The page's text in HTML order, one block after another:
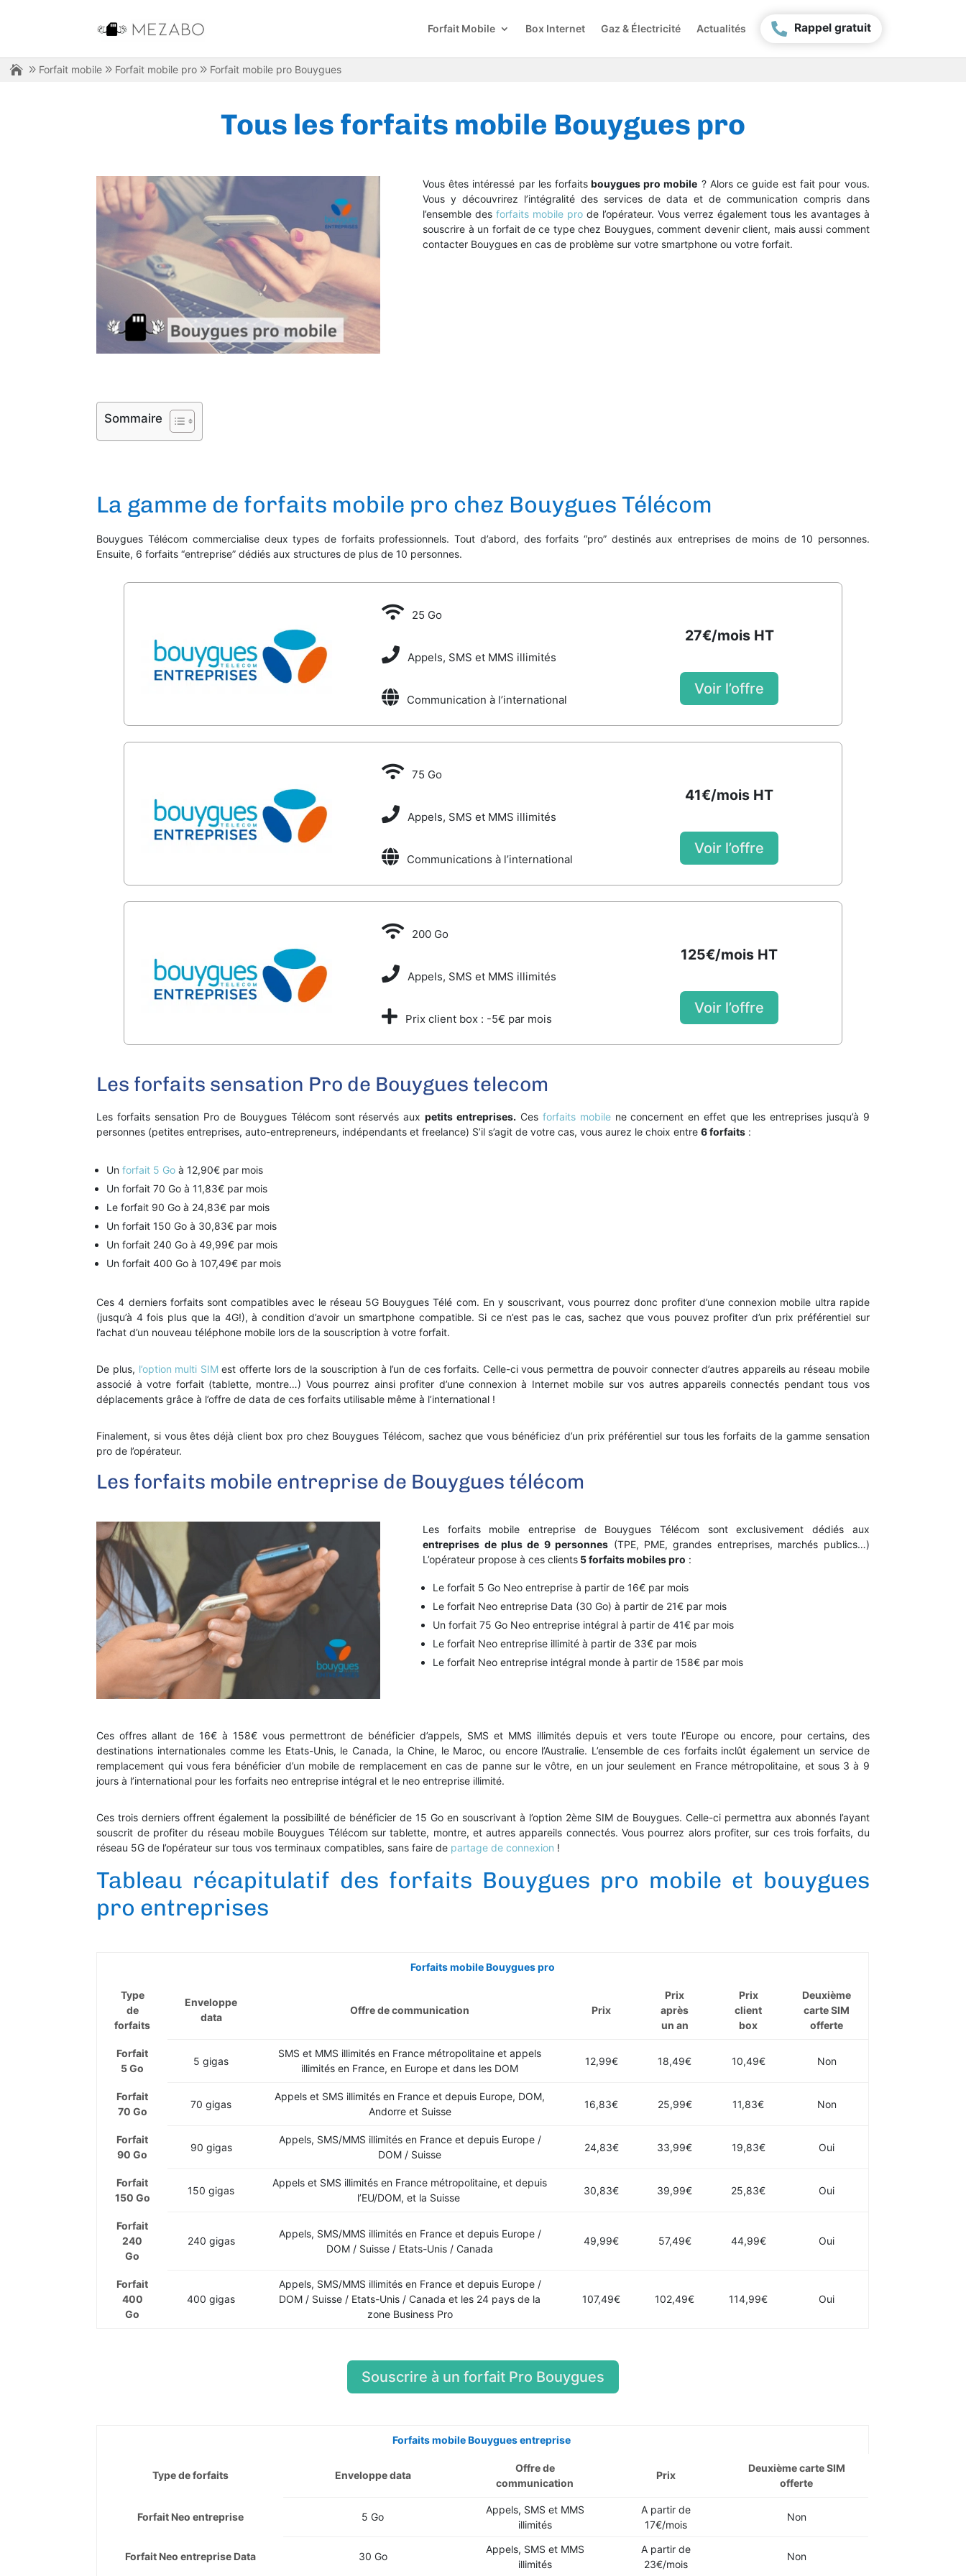
Forfait Mobile Box Internet Gaz & Électricité Actualités Rappel gratuit
Forfait mobile Forfait mobile pro Forfait mobile pro Bouygues
Tous les forfaits mobile Bouygues pro
Vous êtes intéressé par les forfaitsbouygues pro mobile ? Alors ce guide est fait pour vous.
Vous y découvrirez l’intégralité des services de data et de communication compris dans
l’ensemble desforfaits mobile prode l’opérateur. Vous verrez également tous les avantages à
souscrire à un forfait de ce type chez Bouygues, comment devenir client, mais aussi comment
contacter Bouygues en cas de problème sur votre smartphone ou votre forfait.
Sommaire
La gamme de forfaits mobile pro chez Bouygues Télécom
Bouygues Télécom commercialise deux types de forfaits professionnels. Tout d’abord, des forfaits “pro” destinés aux entreprises de moins de 10 personnes.
Ensuite, 6 forfaits “entreprise” dédiés aux structures de plus de 10 personnes.
25 Go
Appels, SMS et MMS illimités
Communication à l’international
27€/mois HT
Voir l’offre
75 Go
Appels, SMS et MMS illimités
Communications à l’international
41€/mois HT
Voir l’offre
200 Go
Appels, SMS et MMS illimités
Prix client box : -5€ par mois
125€/mois HT
Voir l’offre
Les forfaits sensation Pro de Bouygues telecom
Les forfaits sensation Pro de Bouygues Télécom sont réservés auxpetits entreprises. Ces forfaits mobilene concernent en effet que les entreprises jusqu’à 9
personnes (petites entreprises, auto-entrepreneurs, indépendants et freelance) S’il s’agit de votre cas, vous aurez le choix entre6 forfaits :
Unforfait 5 Go à 12,90€ par mois
Un forfait 70 Go à 11,83€ par mois
Le forfait 90 Go à 24,83€ par mois
Un forfait 150 Go à 30,83€ par mois
Un forfait 240 Go à 49,99€ par mois
Un forfait 400 Go à 107,49€ par mois
Ces 4 derniers forfaits sont compatibles avec le réseau 5G Bouygues Télé com. En y souscrivant, vous pourrez donc profiter d’une connexion mobile ultra rapide
(jusqu’à 4 fois plus que la 4G!), à condition d’avoir un smartphone compatible. Si ce n’est pas le cas, sachez que vous pouvez profiter d’un prix préférentiel sur
l’achat d’un nouveau téléphone mobile lors de la souscription à votre forfait.
De plus, l’option multi SIMest offerte lors de la souscription à l’un de ces forfaits. Celle-ci vous permettra de pouvoir connecter d’autres appareils au réseau mobile
associé à votre forfait (tablette, montre…) Vous pourrez ainsi profiter d’une connexion à Internet mobile sur vos autres appareils connectés pendant tous vos
déplacements grâce à l’offre de data de ces forfaits utilisable même à l’international !
Finalement, si vous êtes déjà client box pro chez Bouygues Télécom, sachez que vous bénéficiez d’un prix préférentiel sur tous les forfaits de la gamme sensation
pro de l’opérateur.
Les forfaits mobile entreprise de Bouygues télécom
Les forfaits mobile entreprise de Bouygues Télécom sont exclusivement dédiés aux
entreprises de plus de 9 personnes (TPE, PME, grandes entreprises, marchés publics…)
L’opérateur propose à ces clients 5 forfaits mobiles pro :
Le forfait 5 Go Neo entreprise à partir de 16€ par mois
Le forfait Neo entreprise Data (30 Go) à partir de 21€ par mois
Un forfait 75 Go Neo entreprise intégral à partir de 41€ par mois
Le forfait Neo entreprise illimité à partir de 33€ par mois
Le forfait Neo entreprise intégral monde à partir de 158€ par mois
Ces offres allant de 16€ à 158€ vous permettront de bénéficier d’appels, SMS et MMS illimités depuis et vers toute l’Europe ou encore, pour certains, des
destinations internationales comme les Etats-Unis, le Canada, la Chine, le Maroc, ou encore l’Australie. L’ensemble de ces forfaits inclût également un service de
remplacement qui vous fera bénéficier d’un mobile de remplacement en cas de panne sur le vôtre, en un jour seulement en France métropolitaine, et sous 3 à 9
jours à l’international pour les forfaits neo entreprise intégral et le neo entreprise illimité.
Ces trois derniers offrent également la possibilité de bénéficier de 15 Go en souscrivant à l’option 2ème SIM de Bouygues. Celle-ci permettra aux abonnés l’ayant
souscrit de profiter du réseau mobile Bouygues Télécom sur tablette, montre, et autres appareils connectés. Vous pourrez alors profiter, sur ces trois forfaits, du
réseau 5G de l’opérateur sur tous vos terminaux compatibles, sans faire de partage de connexion !
Tableau récapitulatif des forfaits Bouygues pro mobile et bouygues
pro entreprises
Forfaits mobile Bouygues pro
Type
de
forfaits
Enveloppe
data
Offre de communication Prix
Prix
après
un an
Prix
client
box
Deuxième
carte SIM
offerte
Forfait
5 Go
5 gigas
SMS et MMS illimités en France métropolitaine et appels
illimités en France, en Europe et dans les DOM
12,99€ 18,49€ 10,49€ Non
Forfait
70 Go
70 gigas
Appels et SMS illimités en France et depuis Europe, DOM,
Andorre et Suisse
16,83€ 25,99€ 11,83€ Non
Forfait
90 Go
90 gigas
Appels, SMS/MMS illimités en France et depuis Europe /
DOM / Suisse
24,83€ 33,99€ 19,83€ Oui
Forfait
150 Go
150 gigas
Appels et SMS illimités en France métropolitaine, et depuis
l’EU/DOM, et la Suisse
30,83€ 39,99€ 25,83€ Oui
Forfait
240
Go
240 gigas
Appels, SMS/MMS illimités en France et depuis Europe /
DOM / Suisse / Etats-Unis / Canada
49,99€ 57,49€ 44,99€ Oui
Forfait
400
Go
400 gigas
Appels, SMS/MMS illimités en France et depuis Europe /
DOM / Suisse / Etats-Unis / Canada et les 24 pays de la
zone Business Pro
107,49€ 102,49€ 114,99€ Oui
Souscrire à un forfait Pro Bouygues
Forfaits mobile Bouygues entreprise
Type de forfaits Enveloppe data
Offre de
communication
Prix
Deuxième carte SIM
offerte
Forfait Neo entreprise 5 Go
Appels, SMS et MMS
illimités
A partir de
17€/mois
Non
Forfait Neo entreprise Data 30 Go
Appels, SMS et MMS
illimités
A partir de
23€/mois
Non